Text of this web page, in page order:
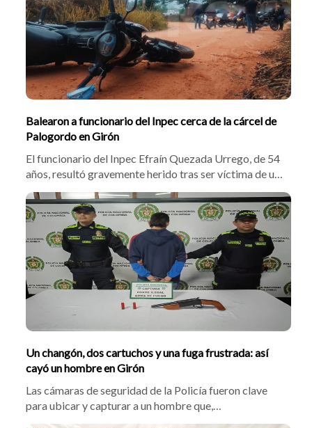
Balearon a funcionario del Inpec cerca de la cárcel de
Palogordo en Girón
El funcionario del Inpec Efraín Quezada Urrego, de 54
años, resultó gravemente herido tras ser víctima de un
Girón. Dos hombres en motocicleta lo interceptaron a
600 metros de la entrada de la cárcel y le dispararon en
dos ocasiones
Un changón, dos cartuchos y una fuga frustrada: así
cayó un hombre en Girón
Las cámaras de seguridad de la Policía fueron clave
para ubicar y capturar a un hombre que,